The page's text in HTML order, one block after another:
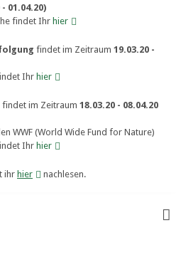
01.04.20)
findet Ihr hier
findet im Zeitraum 19.03.20 -
Ihr hier
findet im Zeitraum 18.03.20 - 08.04.20
WWF (World Wide Fund for Nature)
Ihr hier
ihr hier nachlesen.